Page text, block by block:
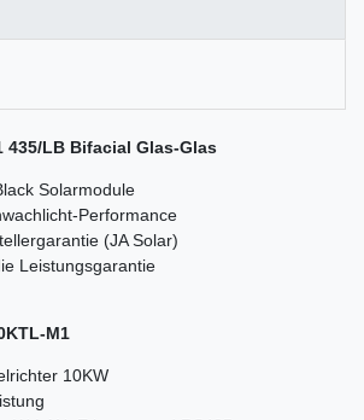
435/LB Bifacial Glas-Glas
Solarmodule
Performance
(JA Solar)
Leistungsgarantie
M1
10KW